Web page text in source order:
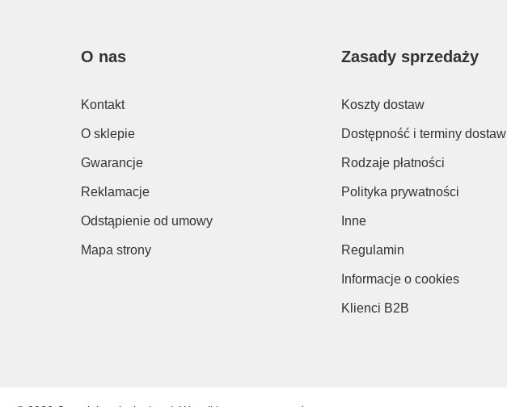
O nas
Kontakt
O sklepie
Gwarancje
Reklamacje
Odstąpienie od umowy
Mapa strony
Zasady sprzedaży
Koszty dostaw
Dostępność i terminy dostaw
Rodzaje płatności
Polityka prywatności
Inne
Regulamin
Informacje o cookies
Klienci B2B